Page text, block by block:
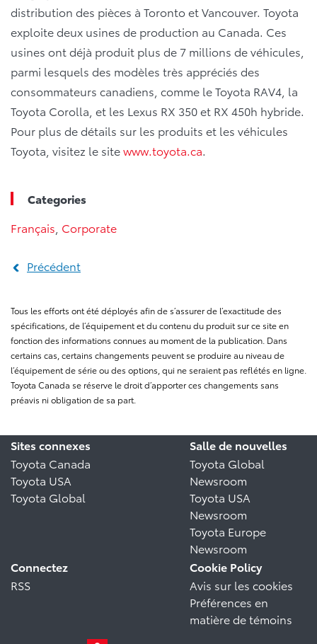
distribution des pièces à Toronto et Vancouver. Toyota
exploite deux usines de production au Canada. Ces
usines ont déjà produit plus de 7 millions de véhicules,
parmi lesquels des modèles très appréciés des
consommateurs canadiens, comme le Toyota RAV4, la
Toyota Corolla, et les Lexus RX 350 et RX 450h hybride.
Pour plus de détails sur les produits et les véhicules
Toyota, visitez le sitewww.toyota.ca.
Categories
Français Corporate
Précédent
Tous les efforts ont été déployés afin de s’assurer de l’exactitude des
spécifications, de l’équipement et du contenu du produit sur ce site en
fonction des informations connues au moment de la publication. Dans
certains cas, certains changements peuvent se produire au niveau de
l’équipement de série ou des options, qui ne seraient pas reflétés en ligne.
Toyota Canada se réserve le droit d’apporter ces changements sans
préavis ni obligation de sa part.
Sites connexes
Toyota Canada
Toyota USA
Toyota Global
Salle de nouvelles
Toyota Global
Newsroom
Toyota USA
Newsroom
Toyota Europe
Newsroom
Connectez
RSS
Cookie Policy
Avis sur les cookies
Préférences en
matière de témoins